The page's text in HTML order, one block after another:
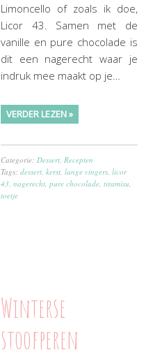
Limoncello of zoals ik doe,
Licor 43. Samen met de
vanille en pure chocolade is
dit een nagerecht waar je
indruk mee maakt op je…
VERDER LEZEN »
Categorie: Dessert Recepten
Tags:dessert ,kerst ,lange vingers ,licor
43 ,nagerecht ,pure chocolade ,tiramisu
toetje
Winterse
stoofperen